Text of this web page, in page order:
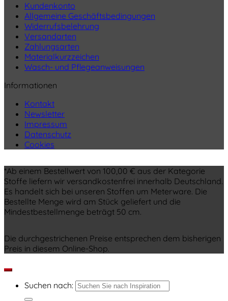
Kundenkonto
Allgemeine Geschäftsbedingungen
Widerrufsbelehrung
Versandarten
Zahlungsarten
Materialkurzzeichen
Wasch- und Pflegeanweisungen
Informationen
Kontakt
Newsletter
Impressum
Datenschutz
Cookies
*Ab einem Bestellwert von 100,00 € aus der Kategorie
Stoffe liefern wir versandkostenfrei innerhalb Deutschland.
Es handelt sich bei unseren Stoffen um Meterware. Die
Bestellte Menge wird am Stück geliefert und die
Mindestbestellmenge beträgt 50 cm.
Die durchgestrichenen Preise entsprechen dem bisherigen
Preis in diesem Online-Shop.
Suchen nach: